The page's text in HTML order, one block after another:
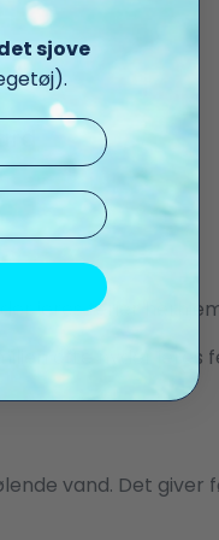
jeres ferier
ofte nyder jeres
vand. Det giver
sjove